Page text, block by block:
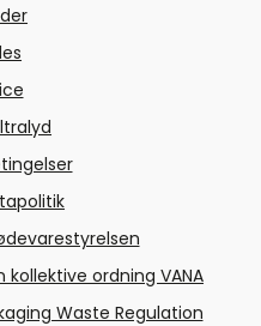
ordning VANA
Waste Regulation